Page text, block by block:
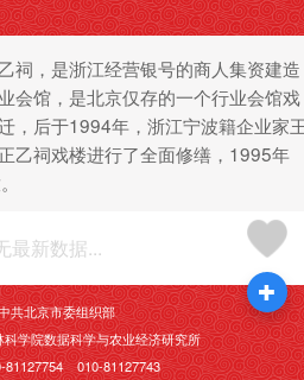
祠，是浙江经营银号的商人集资建造
会馆，是北京仅存的一个行业会馆戏
，后于1994年，浙江宁波籍企业家
乙祠戏楼进行了全面修缮，1995年
最新数据...
共北京市委组织部
学院数据科学与农业经济研究所
81127754 010-81127743